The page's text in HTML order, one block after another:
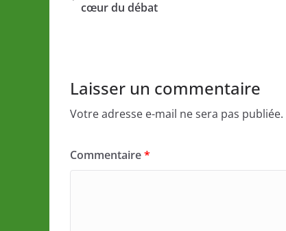
cœur du débat
Laisser un commentaire
Votre adresse e-mail ne sera pas publiée.
Commentaire*